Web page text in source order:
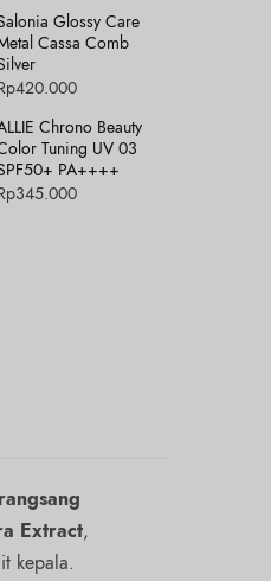
Glossy Care
Cassa Comb
420.000
Chrono Beauty
Tuning UV 03
PA++++
345.000
Extract,
kepala.